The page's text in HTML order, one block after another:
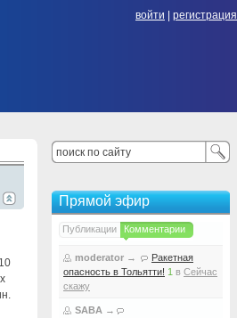
войти регистрация
Прямой эфир
Публикации Комментарии
moderator →
Ракетная
опасность в Тольятти! 1 в Сейчас
скажу
SABA →